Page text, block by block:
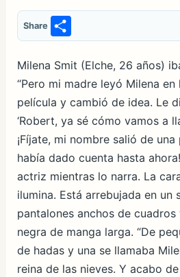
Share
S
h
ar
e
Milena Smit (Elche, 26 años)
“Pero mi madre leyó Milena
película y cambió de idea. Le
‘Robert, ya sé cómo vamos a
¡Fíjate, mi nombre salió de
había dado cuenta hasta
actriz mientras lo narra. La
ilumina. Está arrebujada en un
pantalones anchos de cuadros
negra de manga larga. “De
de hadas y una se llamaba
reina de las nieves. Y acabo